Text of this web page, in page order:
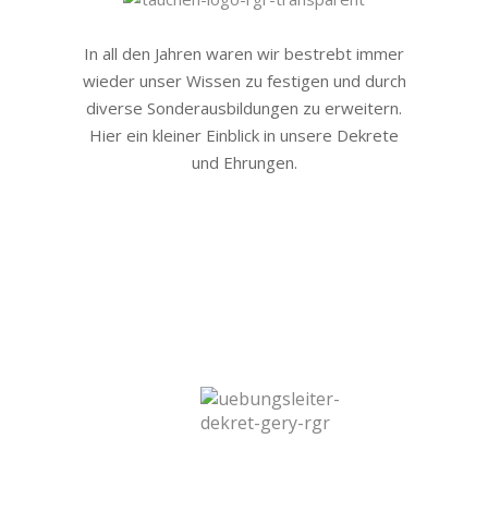
In all den Jahren waren wir bestrebt immer
wieder unser Wissen zu festigen und durch
diverse Sonderausbildungen zu erweitern.
Hier ein kleiner Einblick in unsere Dekrete
und Ehrungen.